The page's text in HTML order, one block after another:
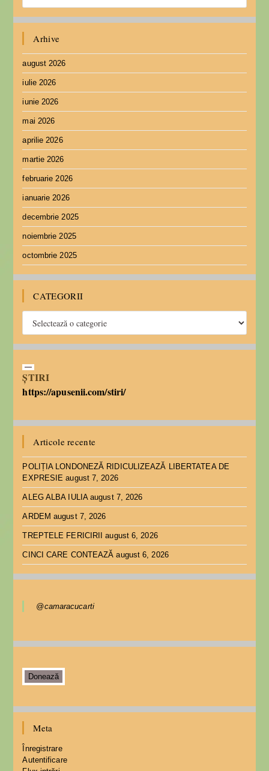
Arhive
august 2026
iulie 2026
iunie 2026
mai 2026
aprilie 2026
martie 2026
februarie 2026
ianuarie 2026
decembrie 2025
noiembrie 2025
octombrie 2025
CATEGORII
ȘTIRI
https://apusenii.com/stiri/
Articole recente
POLIȚIA LONDONEZĂ RIDICULIZEAZĂ LIBERTATEA DE
EXPRESIE august 7, 2026
ALEG ALBA IULIA august 7, 2026
ARDEM august 7, 2026
TREPTELE FERICIRII august 6, 2026
CINCI CARE CONTEAZĂ august 6, 2026
@camaracucarti
Donează
Meta
Înregistrare
Autentificare